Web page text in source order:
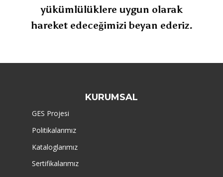
yükümlülüklere uygun olarak
hareket edeceğimizi beyan ederiz.
KURUMSAL
GES Projesi
Politikalarımız
Kataloglarımız
Sertifikalarımız